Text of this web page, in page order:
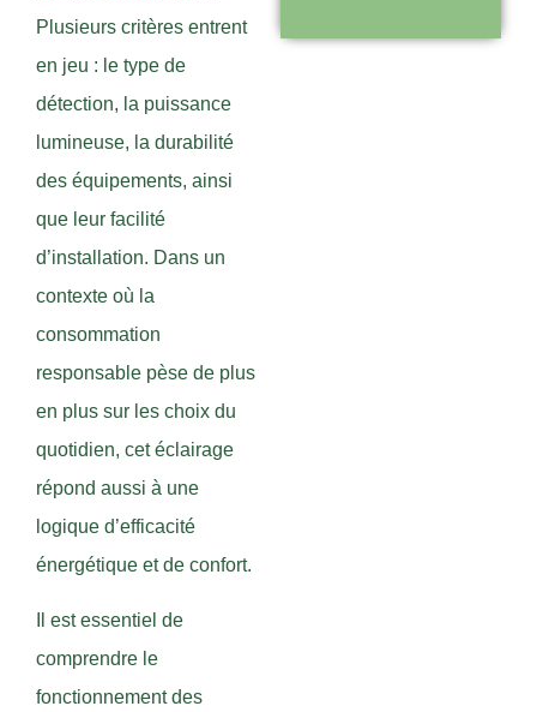
Plusieurs critères entrent
en jeu : le type de
détection, la puissance
lumineuse, la durabilité
des équipements, ainsi
que leur facilité
d’installation. Dans un
contexte où la
consommation
responsable pèse de plus
en plus sur les choix du
quotidien, cet éclairage
répond aussi à une
logique d’efficacité
énergétique et de confort.
Il est essentiel de
comprendre le
fonctionnement des